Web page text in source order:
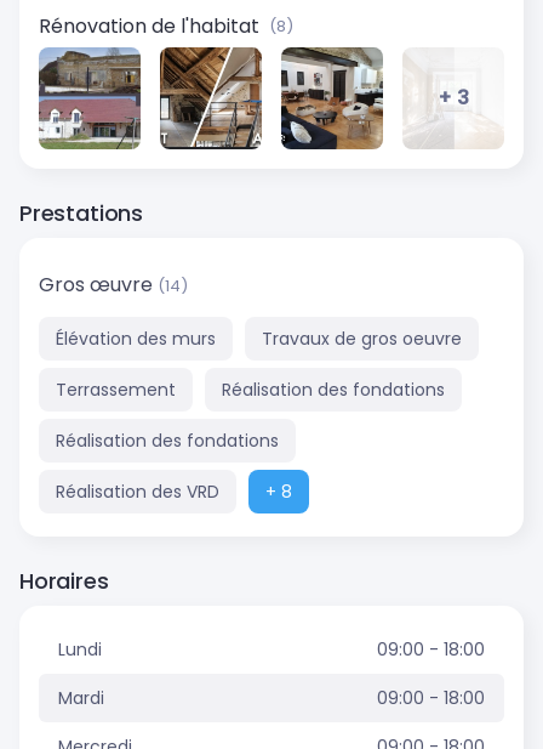
Rénovation de l'habitat (8)
+ 3
Prestations
Gros œuvre (14)
Élévation des murs Travaux de gros oeuvre
Terrassement Réalisation des fondations
Réalisation des fondations
Réalisation des VRD + 8
Horaires
Lundi
09:00 - 18:00
Mardi
09:00 - 18:00